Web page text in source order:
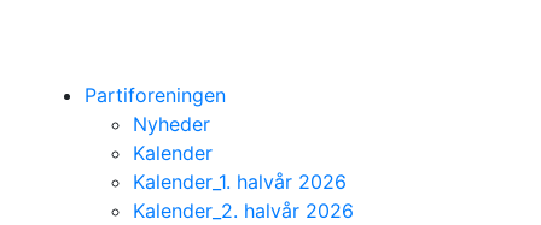
Partiforeningen
Nyheder
Kalender
Kalender_1. halvår 2026
Kalender_2. halvår 2026